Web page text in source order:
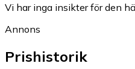
Vi har inga insikter för den
Annons
Prishistorik